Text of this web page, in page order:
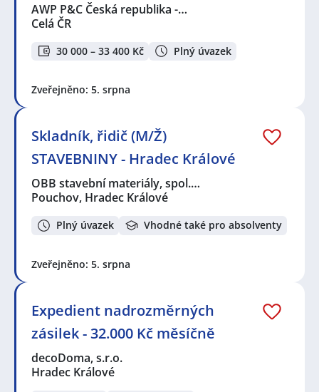
AWP P&C Česká republika -…
Celá ČR
30 000 – 33 400 Kč Plný úvazek
Zveřejněno: 5. srpna
Skladník, řidič (M/Ž)
STAVEBNINY - Hradec Králové
OBB stavební materiály, spol.…
Pouchov, Hradec Králové
Plný úvazek Vhodné také pro absolventy
Zveřejněno: 5. srpna
Expedient nadrozměrných
zásilek - 32.000 Kč měsíčně
decoDoma, s.r.o.
Hradec Králové